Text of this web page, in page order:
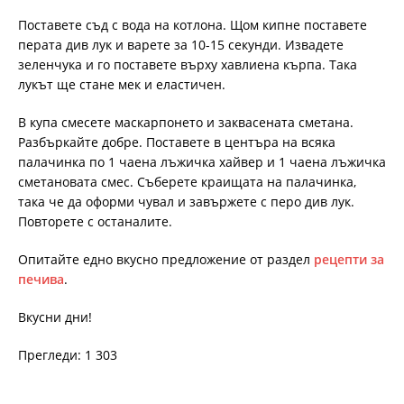
Поставете съд с вода на котлона. Щом кипне поставете
перата див лук и варете за 10-15 секунди. Извадете
зеленчука и го поставете върху хавлиена кърпа. Така
лукът ще стане мек и еластичен.
В купа смесете маскарпонето и заквасената сметана.
Разбъркайте добре. Поставете в центъра на всяка
палачинка по 1 чаена лъжичка хайвер и 1 чаена лъжичка
сметановата смес. Съберете краищата на палачинка,
така че да оформи чувал и завържете с перо див лук.
Повторете с останалите.
Опитайте едно вкусно предложение от раздел рецепти за
печива.
Вкусни дни!
Прегледи: 1 303